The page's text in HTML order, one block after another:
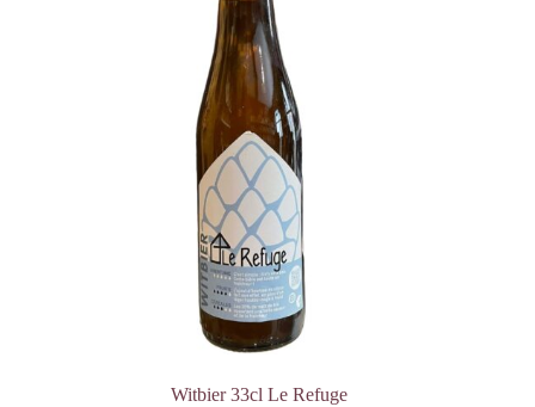
Witbier 33cl Le Refuge